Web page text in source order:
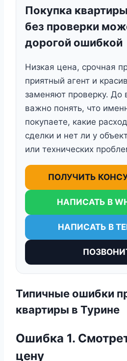
Покупка
без проверки
дорогой ошибкой
Низкая цена, срочная
приятный агент и
заменяют проверку. До
важно понять, что
покупаете, какие
сделки и нет ли у
или технических
ПОЛУЧИТЬ
НАПИСАТЬ В
НАПИСАТЬ В
Типичные ошибки
квартиры в Турине
Ошибка 1.
цену